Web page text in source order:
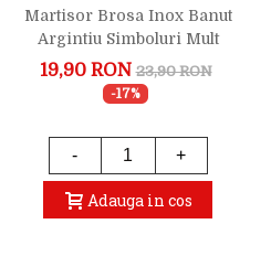
Martisor Brosa Inox Banut
Argintiu Simboluri Mult
Noroc
19,90 RON 23,90 RON
-17%
- +
Adauga in cos